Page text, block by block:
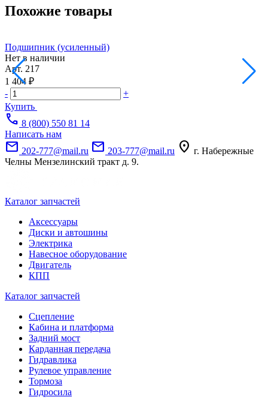
Похожие товары
Подшипник (усиленный)
Нет в наличии
Арт. 217
1 404 ₽
-
+
Купить
call 8 (800) 550 81 14
Написать нам
mail 202-777@mail.ru mail 203-777@mail.ru location_on г. Набережные
Челны Мензелинский тракт д. 9.
Каталог запчастей
Аксессуары
Диски и автошины
Электрика
Навесное оборудование
Двигатель
КПП
Каталог запчастей
Сцепление
Кабина и платформа
Задний мост
Карданная передача
Гидравлика
Рулевое управление
Тормоза
Гидросила